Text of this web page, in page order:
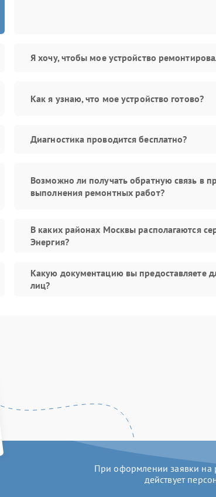
Я хочу, чтобы мое устройство
Как я узнаю, что мое устройство готово?
Диагностика проводится бесплатно?
Возможно ли получать обратную связь в
выполнения ремонтных работ?
В каких районах Москвы располагаются
Энергия?
Какую документацию вы предоставляете
лиц?
При оформлении заявки на
действует